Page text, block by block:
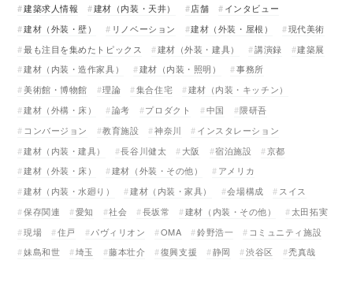
建築求人情報
建材（内装・天井） 店舗
インタビュー
建材（外装・壁）
リノベーション 建材（外装・屋根）
現代美術
最も注目を集めたトピックス
建材（外装・建具） 講演録
建築展
建材（内装・造作家具）
建材（内装・照明）
事務所
美術館・博物館
理論 集合住宅
建材（内装・キッチン）
建材（外構・床）
論考 プロダクト 中国
隈研吾
コンバージョン
教育施設 神奈川
インスタレーション
建材（内装・建具）
長谷川健太 大阪 宿泊施設
京都
建材（外装・床）
建材（外装・その他）
アメリカ
建材（内装・水廻り）
建材（内装・家具） 会場構成
スイス
保存関連
愛知 社会 長坂常 建材（内装・その他）
太田拓実
現場
住戸 パヴィリオン OMA 鈴野浩一
コミュニティ施設
妹島和世
埼玉 藤本壮介 復興支援 静岡 渋谷区 禿真哉